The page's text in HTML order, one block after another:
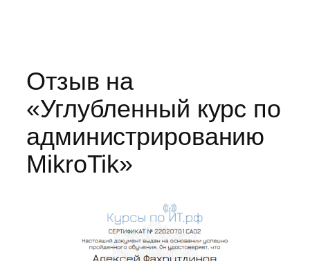
Отзыв на
«Углубленный курс по
администрированию
MikroTik»